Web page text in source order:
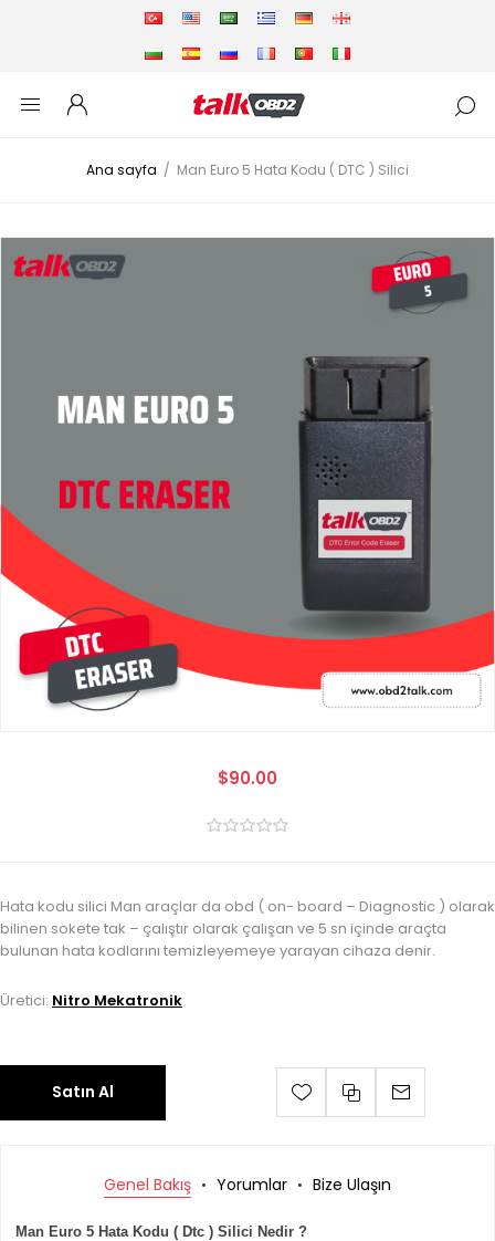
Ana sayfa / Man Euro 5 Hata Kodu ( DTC ) Silici
$90.00
Hata kodu silici Man araçlar da obd ( on- board – Diagnostic ) olarak
bilinen sokete tak – çalıştır olarak çalışan ve 5 sn içinde araçta
bulunan hata kodlarını temizleyemeye yarayan cihaza denir.
Üretici: Nitro Mekatronik
Satın Al
Genel Bakış Yorumlar Bize Ulaşın
Man Euro 5 Hata Kodu ( Dtc ) Silici Nedir ?